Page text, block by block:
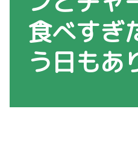
食べすぎ
う日もあ